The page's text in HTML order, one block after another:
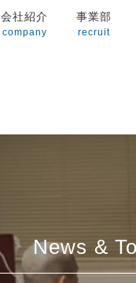
会社紹介
company
事業部
recruit
News &